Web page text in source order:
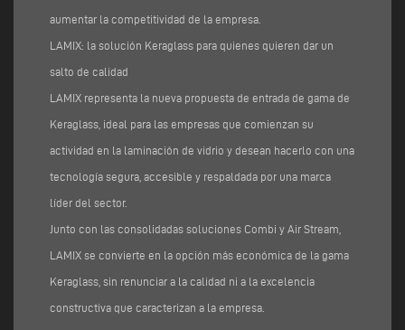
aumentar la competitividad de la empresa.
LAMIX: la solución Keraglass para quienes quieren dar un
salto de calidad
LAMIX representa la nueva propuesta de entrada de gama de
Keraglass, ideal para las empresas que comienzan su
actividad en la laminación de vidrio y desean hacerlo con una
tecnología segura, accesible y respaldada por una marca
líder del sector.
Junto con las consolidadas soluciones Combi y Air Stream,
LAMIX se convierte en la opción más económica de la gama
Keraglass, sin renunciar a la calidad ni a la excelencia
constructiva que caracterizan a la empresa.